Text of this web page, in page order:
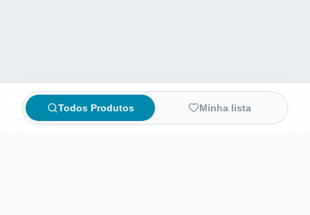
Todos Produtos Minha lista